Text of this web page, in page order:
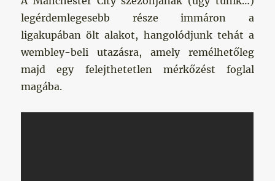
legérdemlegesebb része immáron a
ligakupában ölt alakot, hangolódjunk tehát a
wembley-beli utazásra, amely remélhetőleg
majd egy felejthetetlen mérkőzést foglal
magába.